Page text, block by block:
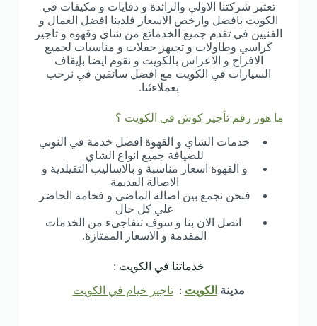
تعتبر شركتنا الاولي والرائدة و دفايات و مكيفات في
الكويت بافضل وارخص الاسعار فلدينا افضل العمال و
الفنيين في تقدم جميع الخدماتع من شاي وقهوه و تاجير
كراسي وطاولات و تجيهز حفلات و مناسبات لجميع
الافراح و الاعراس بالكويت و نقوم ايضا بإيقاف
السيارات في الكويت مع افضل سائقين في نرحب
بعملاءئنا.
ما هور رقم تأجير كوش في الكويت ؟
خدمات الشاي و القهوة افضل خدمة في النوبي
للضيافة جميع انواع الشاي
و القهوة اسعار مناسبة و بالاساليب التقيلدية و
الاصالة القديمة
فنحن نجمع بين اصالة الماضي و فخامة الحاضر
علي كل حال
اتصل الان بنا و سوف تتفاجىء من الخدمات
المقدمة و الاسعار الممتازة.
خدماتنا في الكويت :
مدينة الكويت :تاجير خيام في الكويت